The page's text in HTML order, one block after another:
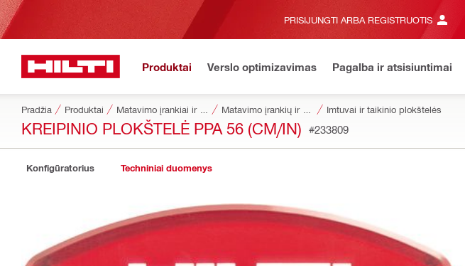
PRISIJUNGTI ARBA REGISTRUOTIS
Produktai Verslo optimizavimas Pagalba ir atsisiuntimai
Pradžia Produktai Imtuvai ir taikinio plokštelės
KREIPINIO PLOKŠTELĖ PPA 56 (CM/IN) #233809
Konfigūratorius Techniniai duomenys